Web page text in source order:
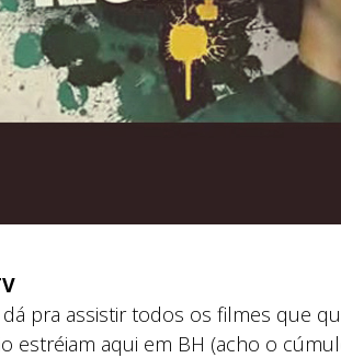
pra assistir todos os filmes que
estréiam aqui em BH (acho o